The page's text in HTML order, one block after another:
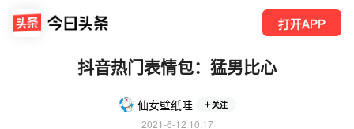
打开APP
抖音热门表情包：猛男比心
仙女壁纸哇 关注
2021-6-12 10:17